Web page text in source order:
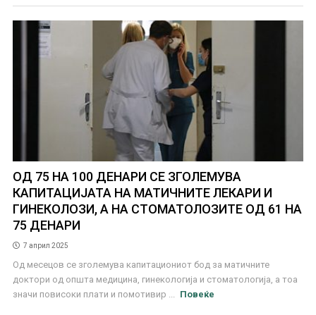
ОД 75 НА 100 ДЕНАРИ СЕ ЗГОЛЕМУВА
КАПИТАЦИЈАТА НА МАТИЧНИТЕ ЛЕКАРИ И
ГИНЕКОЛОЗИ, А НА СТОМАТОЛОЗИТЕ ОД 61 НА
75 ДЕНАРИ
7 април 2025
Од месецов се зголемува капитациониот бод за матичните
доктори од општа медицина, гинекологија и стоматологија, а тоа
значи повисоки плати и помотивир ...
Повеќе